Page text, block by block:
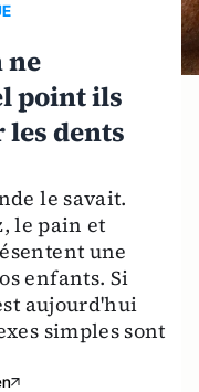
ne
point ils
dents
le savait.
le pain et
une
enfants. Si
aujourd'hui
simples sont